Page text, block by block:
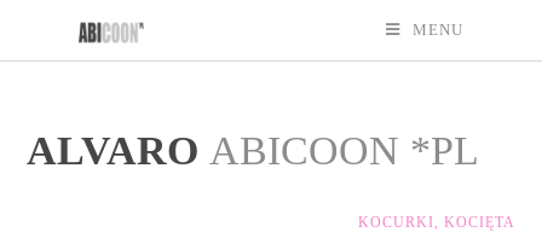
MENU
ALVARO ABICOON *PL
KOCURKI, KOCIĘTA